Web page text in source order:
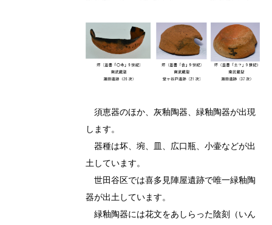
須恵器のほか、灰釉陶器、緑釉陶器が出現
します。
器種は坏、埦、皿、広口瓶、小壷などが出
土しています。
世田谷区では喜多見陣屋遺跡で唯一緑釉陶
器が出土しています。
緑釉陶器には花文をあしらった陰刻（いん